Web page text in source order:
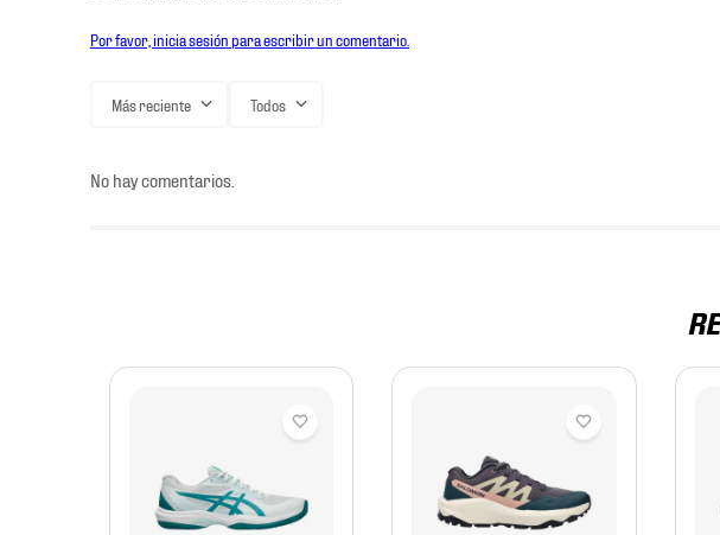
Por favor, inicia sesión para escribir un comentario.
Más reciente Todos
No hay comentarios.